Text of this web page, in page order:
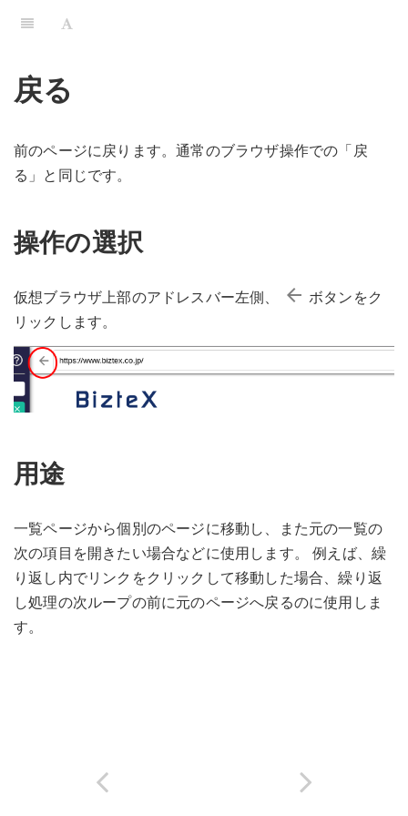
戻る
前のページに戻ります。通常のブラウザ操作での「戻
る」と同じです。
操作の選択
仮想ブラウザ上部のアドレスバー左側、 arrow_back ボタンをク
リックします。
用途
一覧ページから個別のページに移動し、また元の一覧の
次の項目を開きたい場合などに使用します。 例えば、繰
り返し内でリンクをクリックして移動した場合、繰り返
し処理の次ループの前に元のページへ戻るのに使用しま
す。